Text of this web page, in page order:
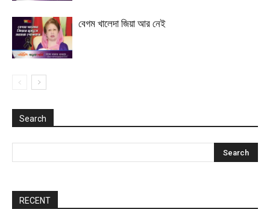
বেগম খালেদা জিয়া আর নেই
Search
RECENT